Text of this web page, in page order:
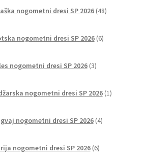
nogometni dresi SP 2026 48izdelkov
nogometni dresi SP 2026 6izdelkov
nogometni dresi SP 2026 3izdelki
nogometni dresi SP 2026 1izdelek
nogometni dresi SP 2026 4izdelki
nogometni dresi SP 2026 6izdelkov